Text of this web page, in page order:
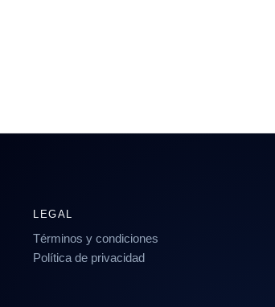
LEGAL
Términos y condiciones
Política de privacidad